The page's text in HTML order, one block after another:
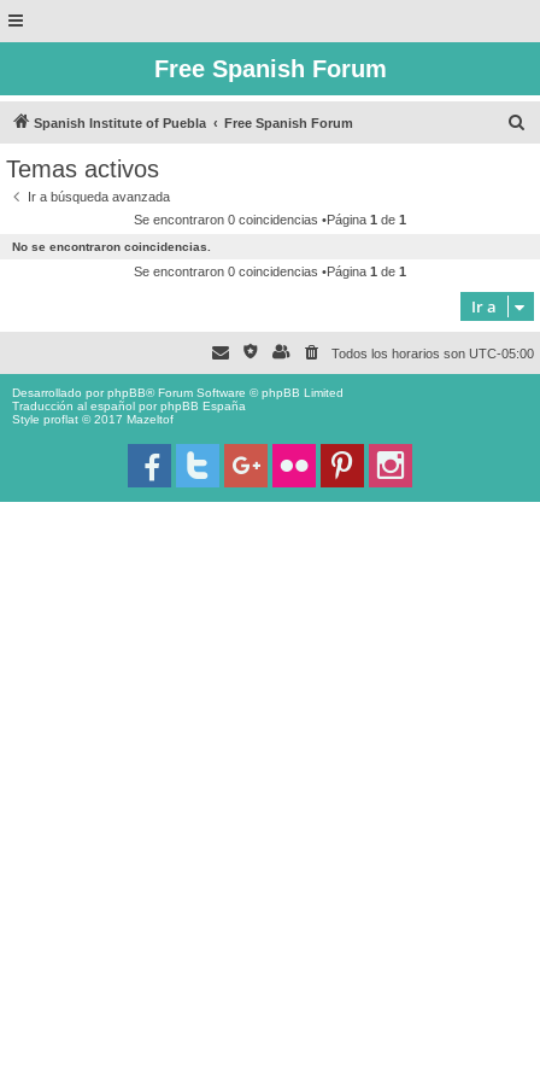
Free Spanish Forum
Spanish Institute of Puebla Free Spanish Forum
Temas activos
Ir a búsqueda avanzada
Se encontraron 0 coincidencias •Página 1 de 1
No se encontraron coincidencias.
Se encontraron 0 coincidencias •Página 1 de 1
Ir a
Todos los horarios son UTC-05:00
Desarrollado porphpBB® Forum Software © phpBB Limited
Traducción al español porphpBB España
Style proflat © 2017 Mazeltof